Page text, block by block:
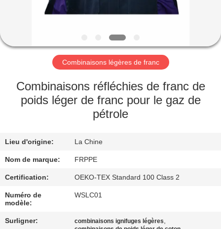
SUJET
DE
NOUS
VISITE
D'USINE
DE
QUALITÉ
CONTACTEZ-
NOUS
Combinaisons légères de franc
Combinaisons réfléchies de franc de
poids léger de franc pour le gaz de
pétrole
Lieu d'origine: La Chine
Nom de marque: FRPPE
Certification: OEKO-TEX Standard 100 Class 2
Numéro de
modèle:
WSLC01
Surligner: combinaisons ignifuges légères,